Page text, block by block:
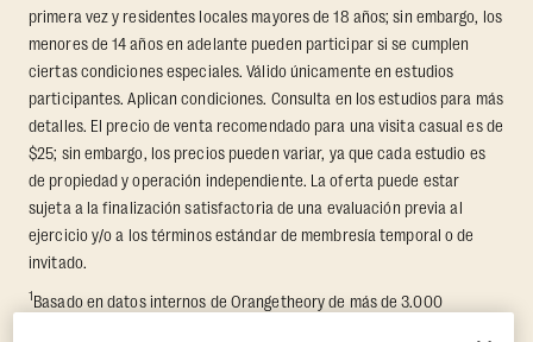
primera vez y residentes locales mayores de 18 años; sin embargo, los
menores de 14 años en adelante pueden participar si se cumplen
ciertas condiciones especiales. Válido únicamente en estudios
participantes. Aplican condiciones. Consulta en los estudios para más
detalles. El precio de venta recomendado para una visita casual es de
$25; sin embargo, los precios pueden variar, ya que cada estudio es
de propiedad y operación independiente. La oferta puede estar
sujeta a la finalización satisfactoria de una evaluación previa al
ejercicio y/o a los términos estándar de membresía temporal o de
invitado.
1 Basado en datos internos de Orangetheory de más de 3.000